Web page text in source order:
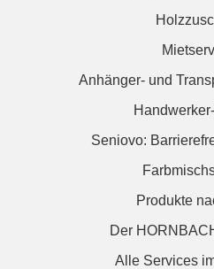
Anhänger- und
Seniovo:
Produkte
Der
Alle Services